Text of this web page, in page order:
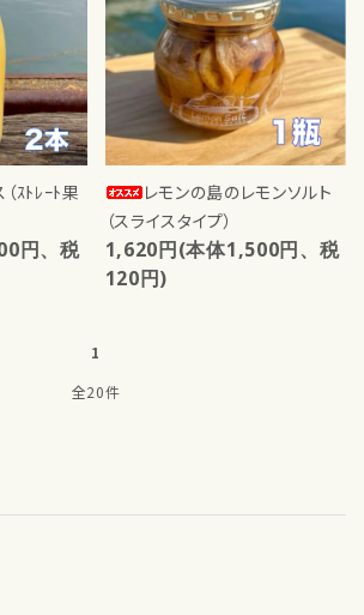
ｽﾄﾚｰﾄ果
円、税
レモンの島のレモンソルト
（スライスタイプ）
1,620円(本体1,500円、税
120円)
1
全20件